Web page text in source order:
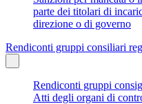
parte dei titolari di
direzione o di governo
Rendiconti gruppi consiliari
Rendiconti gruppi
Atti degli organi di